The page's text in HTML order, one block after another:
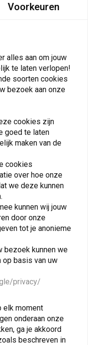
Voorkeuren
alles aan om jouw
te laten verlopen!
soorten cookies
bezoek aan onze
cookies zijn
goed te laten
maken van de
cookies
over hoe onze
we deze kunnen
kunnen wij jouw
door onze
tot je anonieme
bezoek kunnen we
basis van uw
privacy/
elk moment
onderaan onze
ga je akkoord
beschreven in